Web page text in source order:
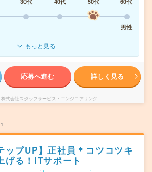
男性
もっと見る
応募へ進む 詳しく見る
株式会社スタッフサービス・エンジニアリング
ップUP】正社員＊コツコツキ
げる！ITサポート